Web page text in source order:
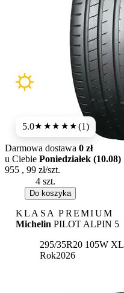
5.0★★★★★(1)
Dostępność:
Darmowa dostawa 0 zł
u Ciebie Poniedziałek (10.08)
955 , 99 zł/szt.
Do koszyka
KLASA PREMIUM
Michelin PILOT ALPIN 5
295/35R20 105W XL
Rok2026